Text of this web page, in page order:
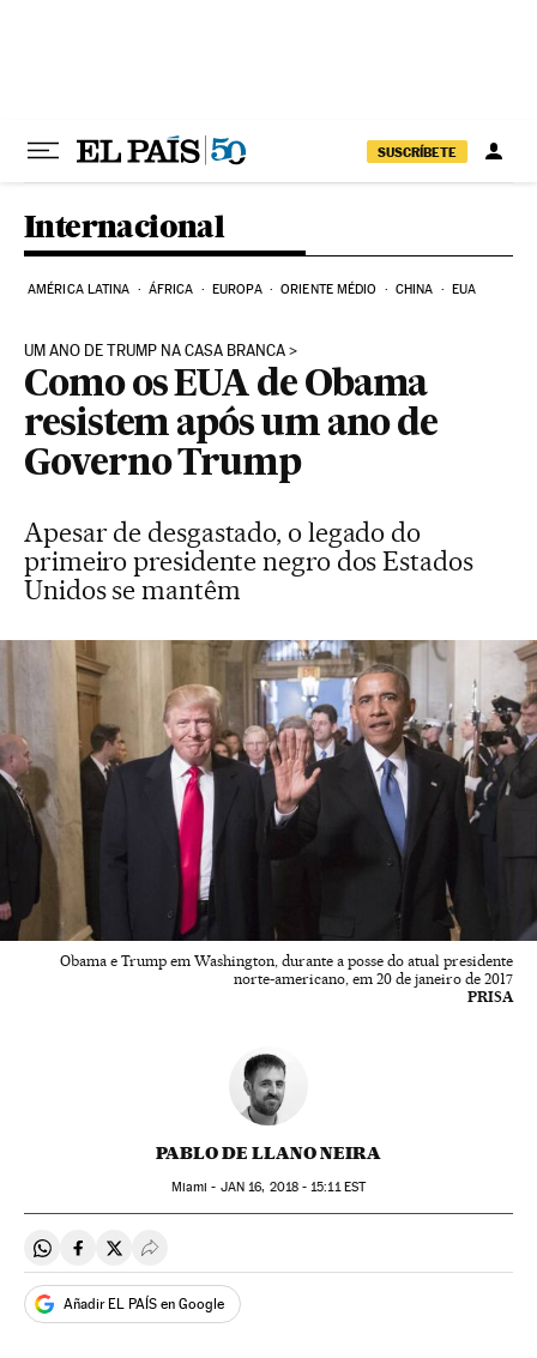
SUSCRÍBETE
Internacional
AMÉRICA LATINA ÁFRICA EUROPA ORIENTE MÉDIO CHINA EUA
UM ANO DE TRUMP NA CASA BRANCA
Como os EUA de Obama
resistem após um ano de
Governo Trump
Apesar de desgastado, o legado do
primeiro presidente negro dos Estados
Unidos se mantêm
Obama e Trump em Washington, durante a posse do atual presidente
norte-americano, em 20 de janeiro de 2017
PRISA
PABLO DE LLANO NEIRA
Miami - JAN 16, 2018 - 15:11EST
Compartir en Whatsapp
Compartir en Facebook
Compartir en Twitter
Desplegar Redes Sociales
Añadir EL PAÍS en Google